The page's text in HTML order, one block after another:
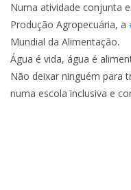
Numa atividade conjunta
Produção Agropecuária, a
Mundial da Alimentação.
Água é vida, água é
Não deixar ninguém para
numa escola inclusiva e